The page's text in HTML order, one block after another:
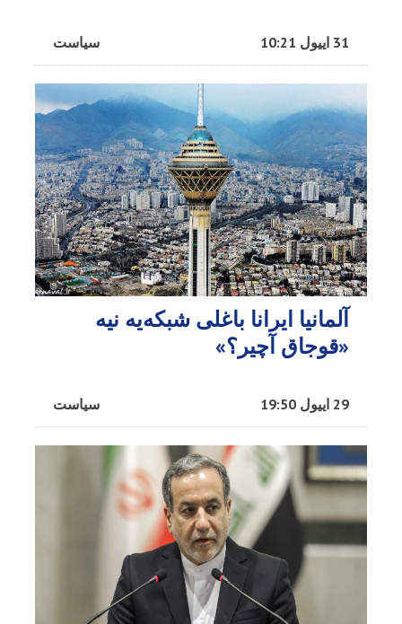
سیاست 31 اییول 10:21
آلمانیا ایرانا باغلی شبکه‌یه نیه
«قوجاق آچیر؟»
سیاست 29 اییول 19:50